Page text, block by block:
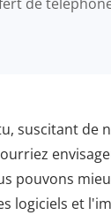
suscitant de
pouvons
logiciels et